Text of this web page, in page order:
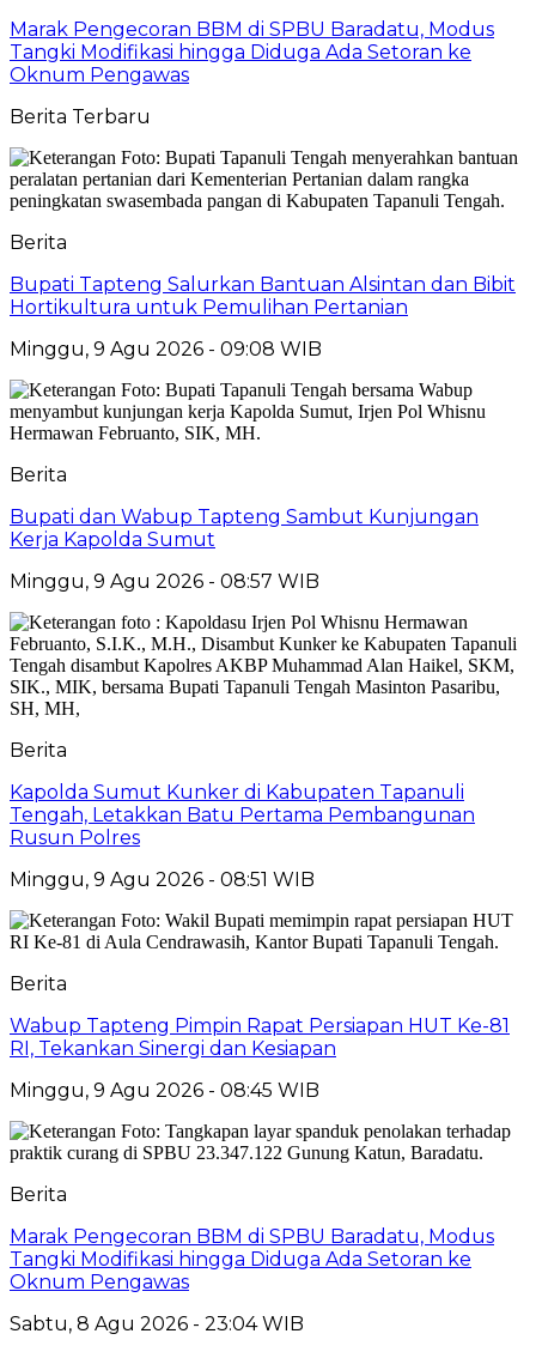
Marak Pengecoran BBM di SPBU Baradatu, Modus
Tangki Modifikasi hingga Diduga Ada Setoran ke
Oknum Pengawas
Berita Terbaru
Berita
Bupati Tapteng Salurkan Bantuan Alsintan dan Bibit
Hortikultura untuk Pemulihan Pertanian
Minggu, 9 Agu 2026 - 09:08 WIB
Berita
Bupati dan Wabup Tapteng Sambut Kunjungan
Kerja Kapolda Sumut
Minggu, 9 Agu 2026 - 08:57 WIB
Berita
Kapolda Sumut Kunker di Kabupaten Tapanuli
Tengah, Letakkan Batu Pertama Pembangunan
Rusun Polres
Minggu, 9 Agu 2026 - 08:51 WIB
Berita
Wabup Tapteng Pimpin Rapat Persiapan HUT Ke-81
RI, Tekankan Sinergi dan Kesiapan
Minggu, 9 Agu 2026 - 08:45 WIB
Berita
Marak Pengecoran BBM di SPBU Baradatu, Modus
Tangki Modifikasi hingga Diduga Ada Setoran ke
Oknum Pengawas
Sabtu, 8 Agu 2026 - 23:04 WIB